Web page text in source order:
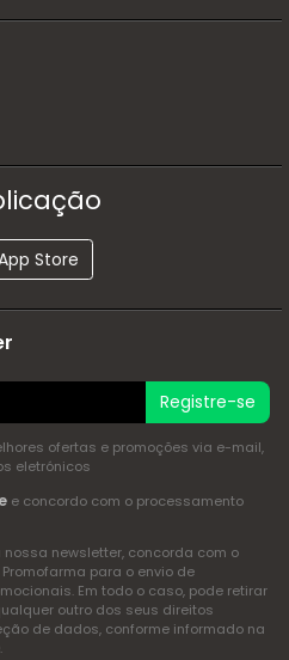
Store
Registre-se
ofertas e promoções via e-mail,
eletrónicos
e concordo com o processamento
newsletter, concorda com o
para o envio de
Em todo o caso, pode retirar
outro dos seus direitos
de dados, conforme informado na
.